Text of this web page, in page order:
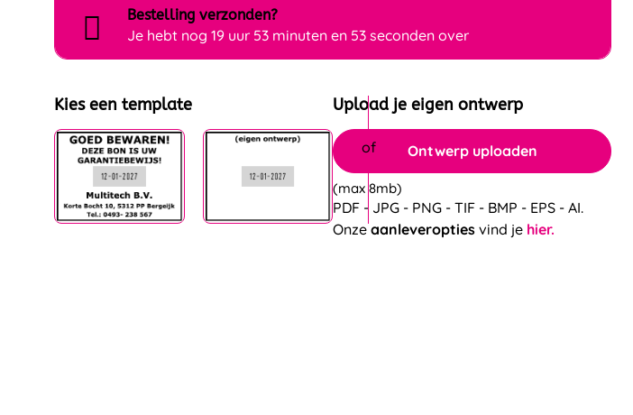
Bestelling verzonden?
Je hebt nog 19 uur 53 minuten en 52 seconden over
Kies een template Upload je eigen ontwerp
Ontwerp uploaden
(max 8mb)
PDF - JPG - PNG - TIF - BMP - EPS - AI.
Onzeaanleveropties vind je hier.